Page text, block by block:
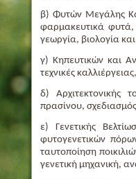
β) Φυτών Μεγάλης
φαρμακευτικά φυτά,
γεωργία, βιολογία
γ) Κηπευτικών και
τεχνικές
δ) Αρχιτεκτονικής
πρασίνου,
ε) Γενετικής
φυτογενετικών
ταυτοποίηση
γενετική μηχανική,